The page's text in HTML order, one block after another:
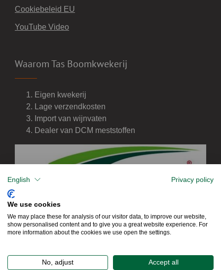
Cookiebeleid EU
YouTube Video
Waarom Tas Boomkwekerij
Eigen kwekerij
Lage verzendkosten
Import van wijnvaten
Dealer van DCM meststoffen
English Privacy policy
We use cookies
We may place these for analysis of our visitor data, to improve our website,
show personalised content and to give you a great website experience. For
more information about the cookies we use open the settings.
No, adjust Accept all